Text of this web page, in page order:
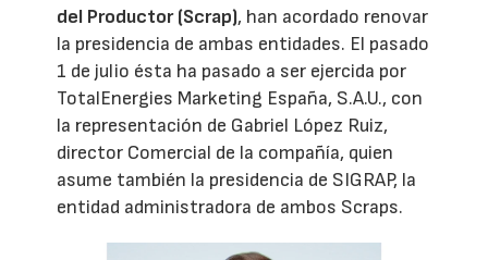
del Productor (Scrap), han acordado renovar
la presidencia de ambas entidades. El pasado
1 de julio ésta ha pasado a ser ejercida por
TotalEnergies Marketing España, S.A.U., con
la representación de Gabriel López Ruiz,
director Comercial de la compañía, quien
asume también la presidencia de SIGRAP, la
entidad administradora de ambos Scraps.